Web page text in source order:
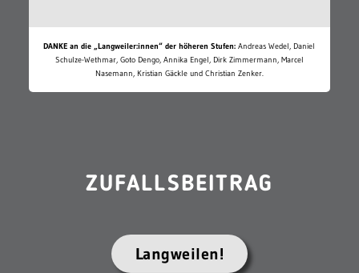
DANKE an die „Langweiler:innen“ der höheren Stufen: Andreas Wedel, Daniel
Schulze-Wethmar, Goto Dengo, Annika Engel, Dirk Zimmermann, Marcel
Nasemann, Kristian Gäckle und Christian Zenker.
ZUFALLSBEITRAG
Langweilen!